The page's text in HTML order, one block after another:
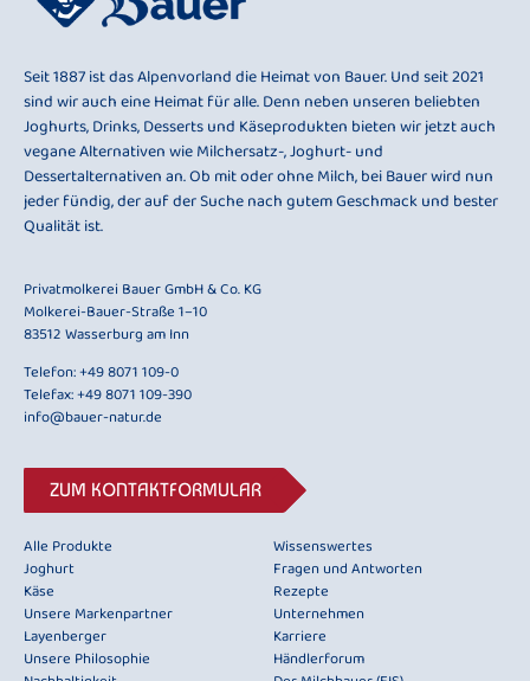
Seit 1887 ist das Alpenvorland die Heimat von Bauer. Und seit 2021
sind wir auch eine Heimat für alle. Denn neben unseren beliebten
Joghurts, Drinks, Desserts und Käseprodukten bieten wir jetzt auch
vegane Alternativen wie Milchersatz-, Joghurt- und
Dessertalternativen an. Ob mit oder ohne Milch, bei Bauer wird nun
jeder fündig, der auf der Suche nach gutem Geschmack und bester
Qualität ist.
Privatmolkerei Bauer GmbH & Co. KG
Molkerei-Bauer-Straße 1–10
83512 Wasserburg am Inn
Telefon:+49 8071 109-0
Telefax: +49 8071 109-390
info@bauer-natur.de
ZUM KONTAKTFORMULAR
Alle Produkte
Joghurt
Käse
Unsere Markenpartner
Layenberger
Unsere Philosophie
Wissenswertes
Fragen und Antworten
Rezepte
Unternehmen
Karriere
Händlerforum